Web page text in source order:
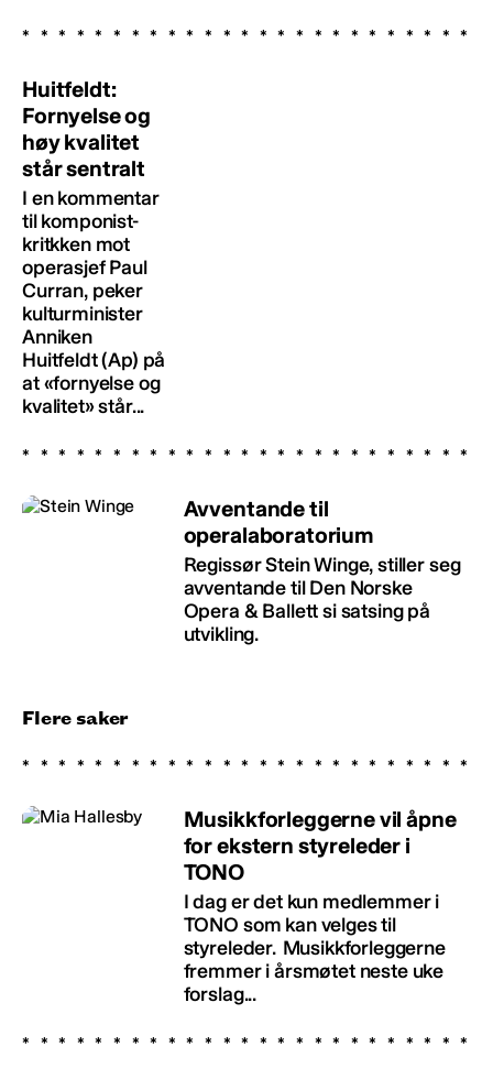
Huitfeldt:
Fornyelse og
høy kvalitet
står sentralt
I en kommentar
til komponist-
kritkken mot
operasjef Paul
Curran, peker
kulturminister
Anniken
Huitfeldt (Ap) på
at «fornyelse og
kvalitet» står...
Avventande til
operalaboratorium
Regissør Stein Winge, stiller seg
avventande til Den Norske
Opera & Ballett si satsing på
utvikling.
Flere saker
Musikkforleggerne vil åpne
for ekstern styreleder i
TONO
I dag er det kun medlemmer i
TONO som kan velges til
styreleder. Musikkforleggerne
fremmer i årsmøtet neste uke
forslag...